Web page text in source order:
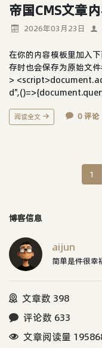
2026年03月23日
在你的内容模板里加入
存时也会保存为原始文
>
阅读全文 0 评论
1
博客信息
aijun
简单是件很幸
文章数 398
评论数 633
文章阅读量